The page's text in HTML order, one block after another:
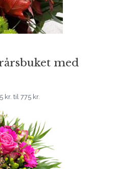
med
kr. til 775 kr.